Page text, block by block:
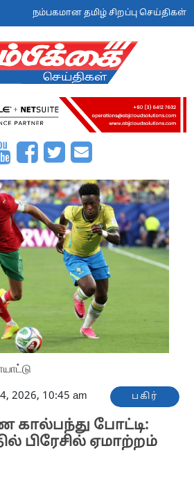
நம்பகமான தமிழ் சிறப்பு செய்திகள்
2026, 10:45 am பகிர்
போட்டி:
பிரேசில் ஏமாற்றம்